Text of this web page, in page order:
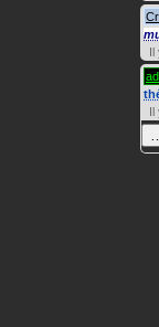
Il
Il